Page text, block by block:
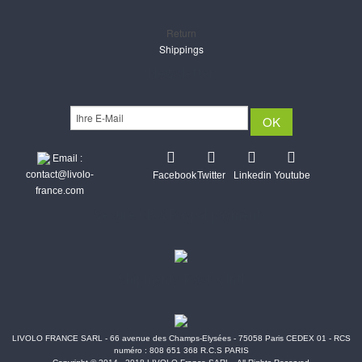
Return
Shippings
Email :
contact@livolo-
france.com
FacebookTwitter Linkedin Youtube
LIVOLO FRANCE SARL - 66 avenue des Champs-Elysées - 75058 Paris CEDEX 01 - RCS
numéro : 808 651 368 R.C.S PARIS